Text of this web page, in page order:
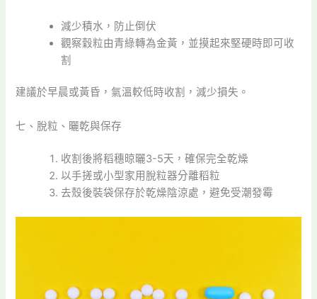
減少積水，防止倒伏
觀察穀粒由青綠轉為金黃，並摸起來堅硬時即可收
割
建議於早晨或黃昏，氣溫較低時收割，減少損失。
七、脫粒、曬乾與保存
收割後將稻穗晾曬3-5天，確保完全乾燥
以手搓或小型家用脫粒器分離稻粒
去殼後裝袋保存於乾燥陰涼處，避免受潮發霉